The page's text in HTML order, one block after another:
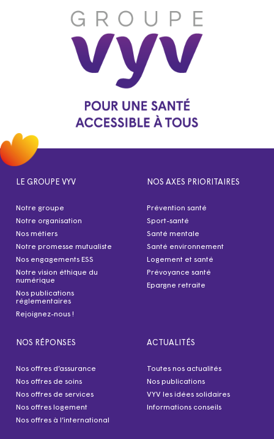
LE GROUPE VYV
Notre groupe
Notre organisation
Nos métiers
Notre promesse mutualiste
Nos engagements ESS
Notre vision éthique du
numérique
Nos publications
réglementaires
Rejoignez-nous !
NOS AXES PRIORITAIRES
Prévention santé
Sport-santé
Santé mentale
Santé environnement
Logement et santé
Prévoyance santé
Epargne retraite
NOS RÉPONSES
Nos offres d’assurance
Nos offres de soins
Nos offres de services
Nos offres logement
Nos offres à l’international
ACTUALITÉS
Toutes nos actualités
Nos publications
VYV les idées solidaires
Informations conseils